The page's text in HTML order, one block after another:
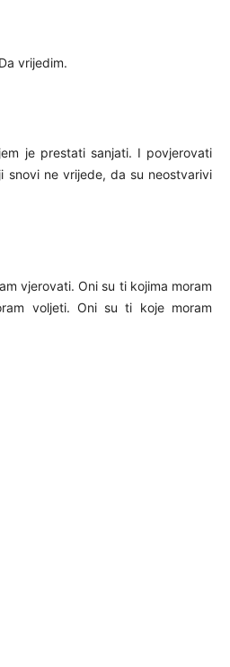
vrijedim.
je prestati sanjati. I povjerovati
snovi ne vrijede, da su neostvarivi
vjerovati. Oni su ti kojima moram
voljeti. Oni su ti koje moram